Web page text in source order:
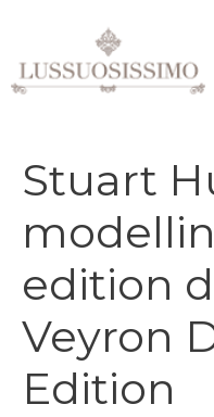
contenuto
Stuart
edition
Veyron
Edition